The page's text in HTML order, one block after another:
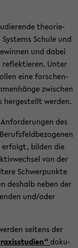
theo­rie­
Schu­le und
und dabei
re­flek­tie­ren. Unter
eine for­schen­
zwi­schen
her­ge­stellt wer­den.
des
er­folgt, bil­den die
von der
Schwer­punk­te
des­halb neben der
und/oder
sei­tens der
do­ku­